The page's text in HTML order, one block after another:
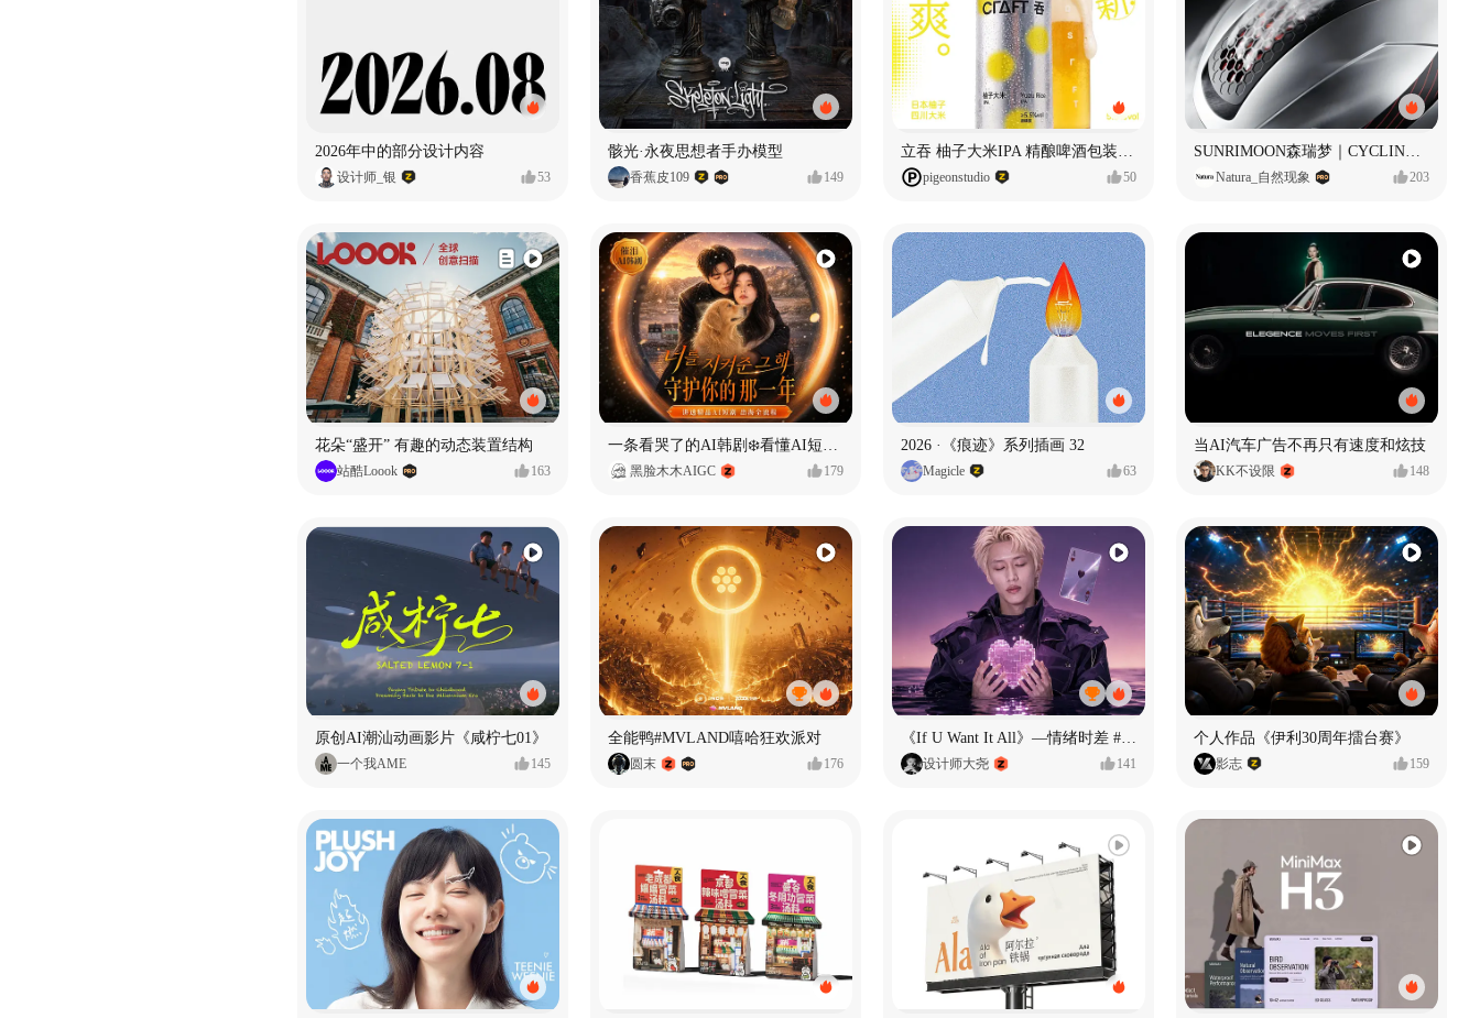
2026年中的部分设计内容
设计师_银 53
骸光·永夜思想者手办模型
香蕉皮109 149
立吞 柚子大米IPA 精酿啤酒包装设计
pigeonstudio 50
SUNRIMOON森瑞梦｜CYCLING HELMET CG｜气动骑行头盔
Natura_自然现象 203
花朵“盛开” 有趣的动态装置结构
站酷Loook 163 黑脸木木AIGC 179
2026 ·《痕迹》系列插画 32
Magicle 63
当AI汽车广告不再只有速度和炫技
KK不设限 148
原创AI潮汕动画影片《咸柠七01》
一个我AME 145
全能鸭#MVLAND嘻哈狂欢派对
圆末 176
《If U Want It All》—情绪时差 #MVLAND嘻哈狂欢派对
设计师大尧 141
个人作品《伊利30周年擂台赛》
影志 159